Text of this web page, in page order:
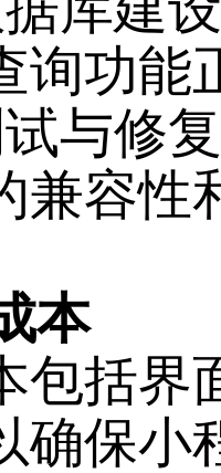
询功能
试与修
兼容性
本
包括界
确保小